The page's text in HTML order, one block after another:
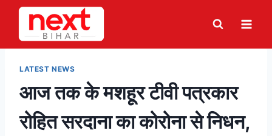
Skip
content
LATEST NEWS
आज तक के मशहूर टीवी पत्रकार
रोहित सरदाना का कोरोना से निधन,